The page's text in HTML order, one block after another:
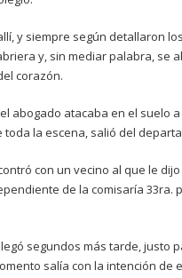
y siempre según detallaron
y, sin mediar palabra, se
corazón.
abogado atacaba en el suelo
toda la escena, salió del
con un vecino al que le
de la comisaría
segundos más tarde, justo
salía con la intención de